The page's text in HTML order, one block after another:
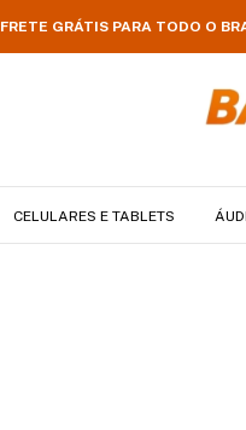
FRETE GRÁTIS PARA TODO O
CELULARES E TABLETS